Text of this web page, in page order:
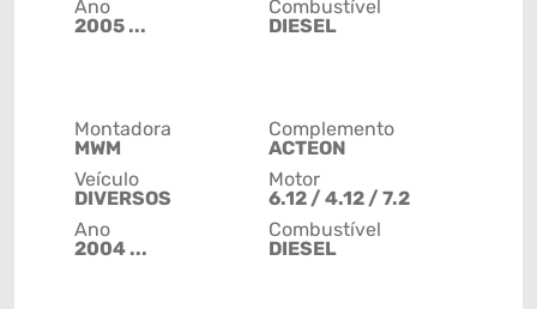
Ano
2005 ...
Combustível
DIESEL
Montadora
MWM
Veículo
DIVERSOS
Ano
2004 ...
Complemento
ACTEON
Motor
6.12 / 4.12 / 7.2
Combustível
DIESEL